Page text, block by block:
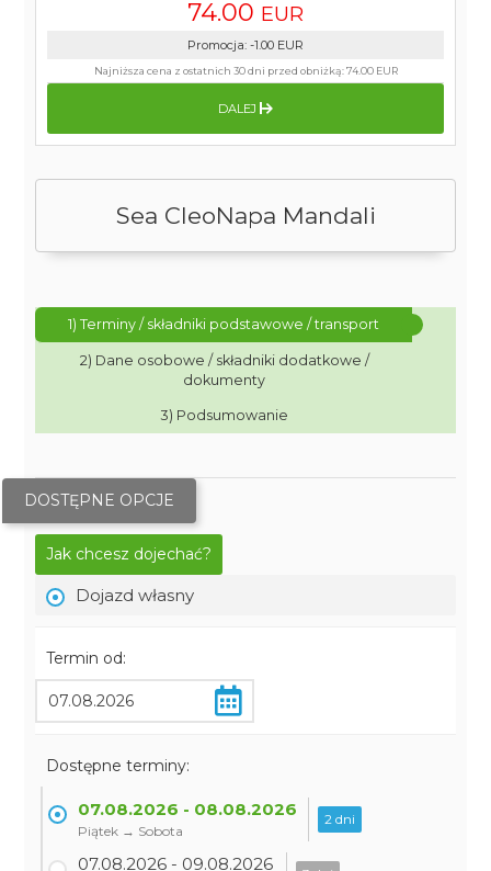
Sea CleoNapa Mandali
1) Terminy / składniki podstawowe / transport
2) Dane osobowe / składniki dodatkowe /
dokumenty
3) Podsumowanie
DOSTĘPNE OPCJE
Jak chcesz dojechać?
Dojazd własny
Termin od:
Dostępne terminy:
07.08.2026 - 08.08.2026
Piątek → Sobota
2 dni
07.08.2026 - 09.08.2026
74.00 EUR
Promocja: -1.00 EUR
Najniższa cena z ostatnich 30 dni przed obniżką:74.00 EUR
DALEJ